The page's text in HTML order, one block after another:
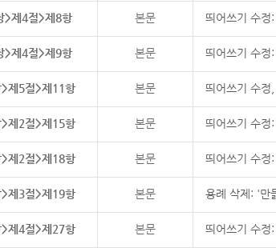
>제4절>제8항 본문 띄어쓰기 수
>제4절>제9항 본문 띄어쓰기 수
제5절>제11항 본문 띄어쓰기 수정,
제2절>제15항 본문 띄어쓰기 수
제2절>제18항 본문 띄어쓰기 수
제3절>제19항 본문 용례 삭제: '만
제4절>제27항 본문 띄어쓰기 수